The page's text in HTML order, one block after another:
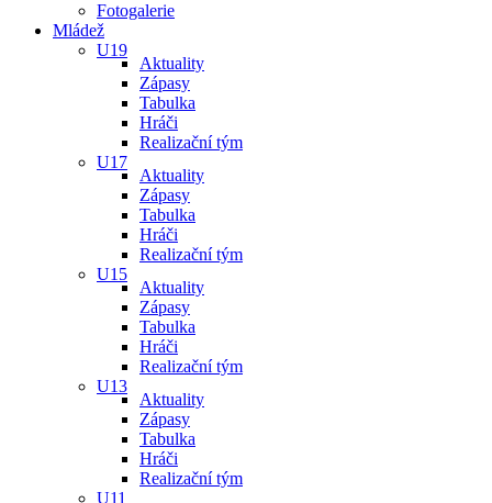
Fotogalerie
Mládež
U19
Aktuality
Zápasy
Tabulka
Hráči
Realizační tým
U17
Aktuality
Zápasy
Tabulka
Hráči
Realizační tým
U15
Aktuality
Zápasy
Tabulka
Hráči
Realizační tým
U13
Aktuality
Zápasy
Tabulka
Hráči
Realizační tým
U11